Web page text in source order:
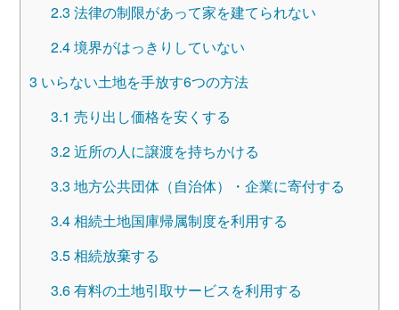
2.3 法律の制限があって家を建てられない
2.4境界がはっきりしていない
3 いらない土地を手放す6つの方法
3.1 売り出し価格を安くする
3.2近所の人に譲渡を持ちかける
3.3 地方公共団体（自治体）・企業に寄付する
3.4相続土地国庫帰属制度を利用する
3.5相続放棄する
3.6有料の土地引取サービスを利用する